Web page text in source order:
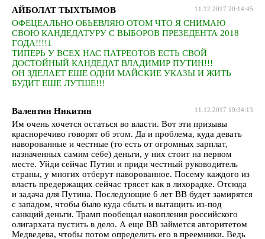
11.12.2017 20:14:45
АЙБОЛАТ ТЫХТЫМОВ
ОФЕЦЕАЛЬНО ОБЬЕВЛЯЮ ОТОМ ЧТО Я СНИМАЮ
СВОЮ КАНДЕДАТУРУ С ВЫБОРОВ ПРЕЗЕДЕНТА 2018
ГОДА!!!!1
ТИПЕРЬ У ВСЕХ НАС ПАТРЕОТОВ ЕСТЬ СВОЙ
ДОСТОЙНЫЙ КАНДЕДАТ ВЛАДИМИР ПУТИН!!!
ОН ЗДЕЛАЕТ ЕШЕ ОДНИ МАЙСКИЕ УКАЗЫ И ЖИТЬ
БУДИТ ЕШЕ ЛУТШЕ!!!
11.12.2017 19:34:13
Валентин Никитин
Им очень хочется остаться во власти. Вот эти призывы
красноречиво говорят об этом. Да и проблема, куда девать
наворованные и честные (то есть от огромных зарплат,
назначенных самим себе) деньги, у них стоит на первом
месте. Уйди сейчас Путин и приди честный руководитель
страны, у многих отберут наворованное. Посему каждого из
власть предержащих сейчас трясет как в лихорадке. Отсюда
и задача для Путина. Последующие 6 лет ВВ будет замирятся
с западом, чтобы было куда сбыть и вытащить из-под
санкций деньги. Трамп пообещал накопления российского
олигархата пустить в дело. А еще ВВ займется авторитетом
Медведева, чтобы потом определить его в преемники. Ведь